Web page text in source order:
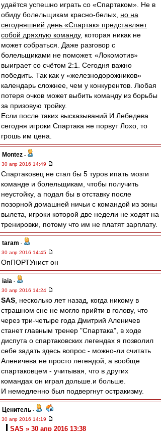
удаётся успешно играть со «Спартаком». Не в
обиду болельщикам красно-белых, но на
сегодняшний день «Спартак» представляет
собой дряхлую команду, которая никак не
может собраться. Даже разговор с
болельщиками не поможет. «Локомотив»
выиграет со счётом 2:1. Сегодня важно
победить. Так как у «железнодорожников»
календарь сложнее, чем у конкурентов. Любая
потеря очков может выбить команду из борьбы
за призовую тройку.
Если после таких высказываний И.Лебедева
сегодня игроки Спартака не порвут Лохо, то
грошь им цена.
Montez -
30 апр 2016 14:49
Спартаковец не стал бы 5 туров ипать мозги
команде и болельщикам, чтобы получить
неустойку, а подал бы в отставку после
позорной домашней ничьи с командой из зоны
вылета, игроки которой две недели не ходят на
тренировки, потому что им не платят зарплату.
taram -
30 апр 2016 14:45
ОпПОРТУнист он
iaia -
30 апр 2016 14:24
SAS , несколько лет назад, когда никому в
страшном сне не могло прийти в голову, что
через три-четыре года Дмитрий Аленичев
станет главным тренер "Спартака", в ходе
диспута о спартаковских легендах я позволил
себе задать здесь вопрос - можно-ли считать
Аленичева не просто легендой, а вообще
спартаковцем - учитывая, что в других
командах он играл дольше.и больше.
И немедленно был подвергнут остракизму.
Ценитель -
30 апр 2016 14:19
SAS » 30 апр 2016 13:38